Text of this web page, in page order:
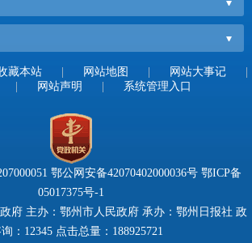
藏本站 网站地图 网站大事记
网站声明 系统管理入口
鄂公网安备42070402000036号 鄂ICP备
05017375号-1
府 主办：鄂州市人民政府 承办：鄂州日报社 政
：12345 点击总量： 188925721